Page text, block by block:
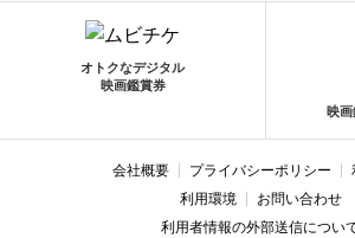
オトクなデジタル
映画鑑賞券
映画
会社概要 プライバシーポリシー
利用環境
お問い合わせ
利用者情報の外部送信につい